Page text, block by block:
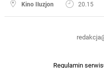
Kino Iluzjon 20.15
Regulamin